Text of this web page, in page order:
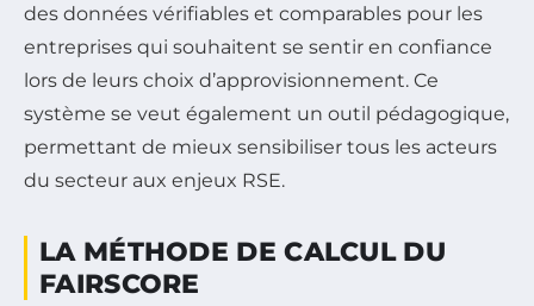
des données vérifiables et comparables pour les
entreprises qui souhaitent se sentir en confiance
lors de leurs choix d’approvisionnement. Ce
système se veut également un outil pédagogique,
permettant de mieux sensibiliser tous les acteurs
du secteur aux enjeux RSE.
LA MÉTHODE DE CALCUL DU
FAIRSCORE